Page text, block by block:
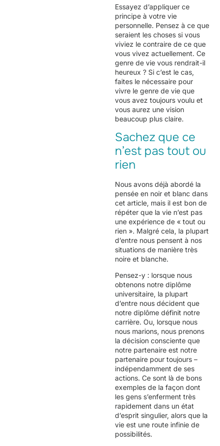
Essayez d’appliquer ce
principe à votre vie
personnelle. Pensez à ce que
seraient les choses si vous
viviez le contraire de ce que
vous vivez actuellement. Ce
genre de vie vous rendrait-il
heureux ? Si c’est le cas,
faites le nécessaire pour
vivre le genre de vie que
vous avez toujours voulu et
vous aurez une vision
beaucoup plus claire.
Sachez que ce
n’est pas tout ou
rien
Nous avons déjà abordé la
pensée en noir et blanc dans
cet article, mais il est bon de
répéter que la vie n’est pas
une expérience de « tout ou
rien ». Malgré cela, la plupart
d’entre nous pensent à nos
situations de manière très
noire et blanche.
Pensez-y : lorsque nous
obtenons notre diplôme
universitaire, la plupart
d’entre nous décident que
notre diplôme définit notre
carrière. Ou, lorsque nous
nous marions, nous prenons
la décision consciente que
notre partenaire est notre
partenaire pour toujours –
indépendamment de ses
actions. Ce sont là de bons
exemples de la façon dont
les gens s’enferment très
rapidement dans un état
d’esprit singulier, alors que la
vie est une route infinie de
possibilités.